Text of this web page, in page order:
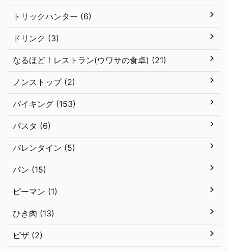
トリックハンター (6)
ドリンク (3)
なるほど！レストラン(ウワサの食卓) (21)
ノンストップ (2)
バイキング (153)
パスタ (6)
バレンタイン (5)
パン (15)
ピーマン (1)
ひき肉 (13)
ピザ (2)